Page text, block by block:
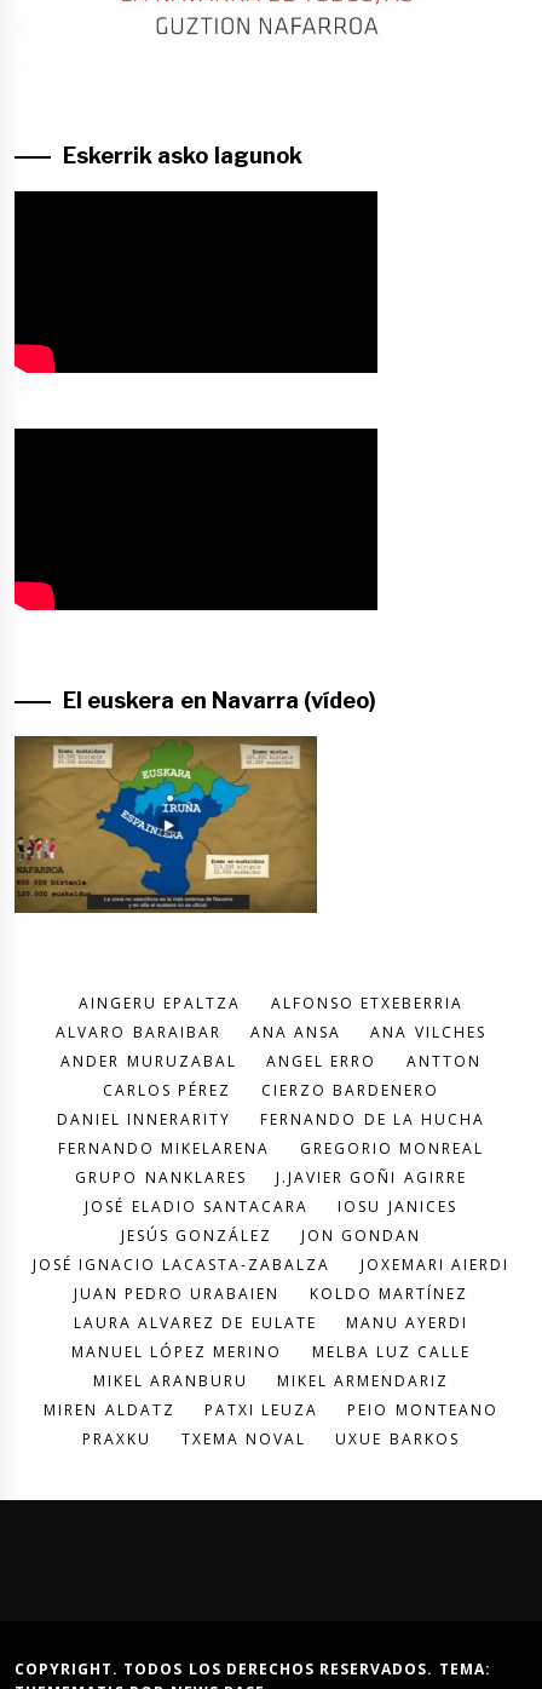
Eskerrik asko lagunok
El euskera en Navarra (vídeo)
AINGERU EPALTZA
ALFONSO ETXEBERRIA
ALVARO BARAIBAR
ANA ANSA
ANA VILCHES
ANDER MURUZABAL
ANGEL ERRO
ANTTON
CARLOS PÉREZ
CIERZO BARDENERO
DANIEL INNERARITY
FERNANDO DE LA HUCHA
FERNANDO MIKELARENA
GREGORIO MONREAL
GRUPO NANKLARES
J.JAVIER GOÑI AGIRRE
JOSÉ ELADIO SANTACARA
IOSU JANICES
JESÚS GONZÁLEZ
JON GONDAN
JOSÉ IGNACIO LACASTA-ZABALZA
JOXEMARI AIERDI
JUAN PEDRO URABAIEN
KOLDO MARTÍNEZ
LAURA ALVAREZ DE EULATE
MANU AYERDI
MANUEL LÓPEZ MERINO
MELBA LUZ CALLE
MIKEL ARANBURU
MIKEL ARMENDARIZ
MIREN ALDATZ
PATXI LEUZA
PEIO MONTEANO
PRAXKU
TXEMA NOVAL UXUE BARKOS
COPYRIGHT. TODOS LOS DERECHOS RESERVADOS. TEMA: